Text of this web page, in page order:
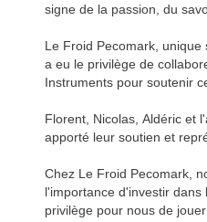
signe de la passion, du
Le Froid Pecomark, unique
a eu le privilège de
Instruments pour soutenir
Florent, Nicolas, Aldéric et
apporté leur soutien et
Chez Le Froid Pecomark,
l'importance d'investir dans
privilège pour nous de